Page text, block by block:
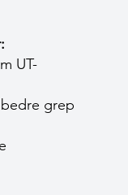
UT-
grep